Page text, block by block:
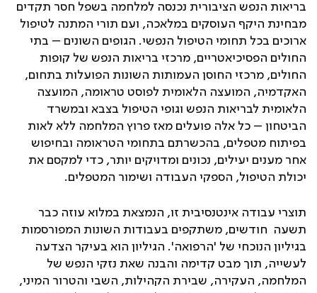
בריאות הנפש הציבורית נכנסה למלחמה בשפל חסר תקדים
מבחינת היקף העוסקים במלאכה, ועם תורי המתנה לטיפול
ארוכים בכל תחומי הטיפול הנפשי. הגופים השונים – בתי
החולים הפסיכיאטריים, מרכזי בריאות הנפש של קופות
החולים, מרכזי החוסן העמותות השונות הפועלות בתחום,
האקדמיה, המועצה הלאומית לפוסט טראומה, המועצה
הלאומית לבריאות הנפש וגופי הטיפול בצבא ובמשרד
הביטחון – כל אלה פועלים מאז פרוץ המלחמה ללא לאות
בפיתוח מטפלים, בהכשרתם בתחומי הטראומה ובחיפוש
אחר מענים יעילים, נכונים ומדויקים יותר, כדי למקסם את
יכולת הטיפול, הספקי העבודה ושימור המטפלים.
תוצרי עבודה אינטנסיבית זו, הנמצאת במלוא עוזה כבר
תשעה חודשים, משתקפים בעבודות השונות המפורסמות
בגיליון הנוכחי של 'הרפואה'. הגיליון הוא בעיקר הצדעה
לעשייה, תוך מבט קדימה והבנה שאת נזקי הנפש של
המלחמה, העקירה, שבירת הקהילות, השבי והטרור המיני,